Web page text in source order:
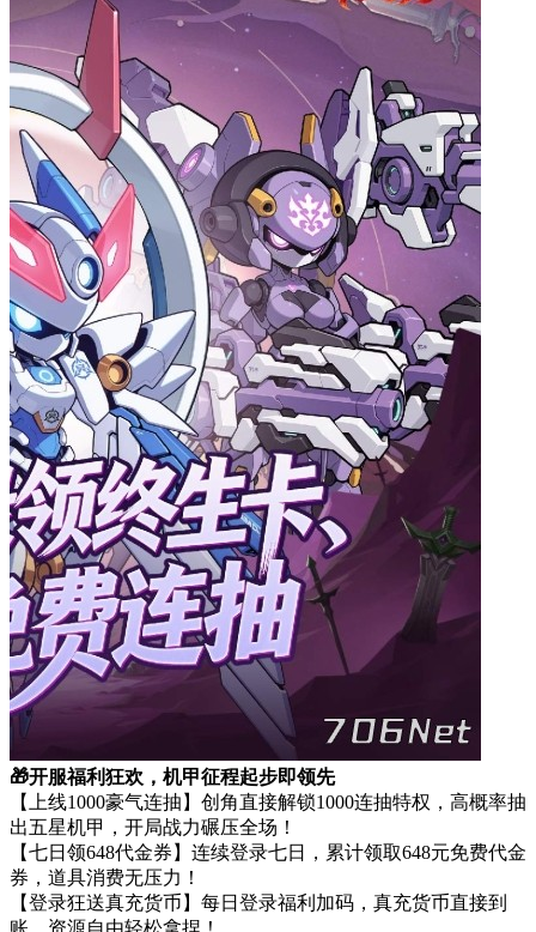
🎁开服福利狂欢，机甲征程起步即领先
【上线1000豪气连抽】创角直接解锁1000连抽特权，高概率抽
出五星机甲，开局战力碾压全场！
【七日领648代金券】连续登录七日，累计领取648元免费代金
券，道具消费无压力！
【登录狂送真充货币】每日登录福利加码，真充货币直接到
账，资源自由轻松拿捏！